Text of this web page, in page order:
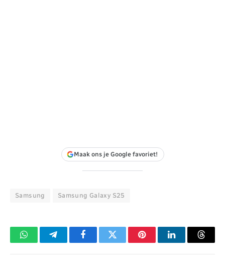
Maak ons je Google favoriet!
Samsung Samsung Galaxy S25
WhatsAppTelegramFacebookTwitter PinterestLinkedIn